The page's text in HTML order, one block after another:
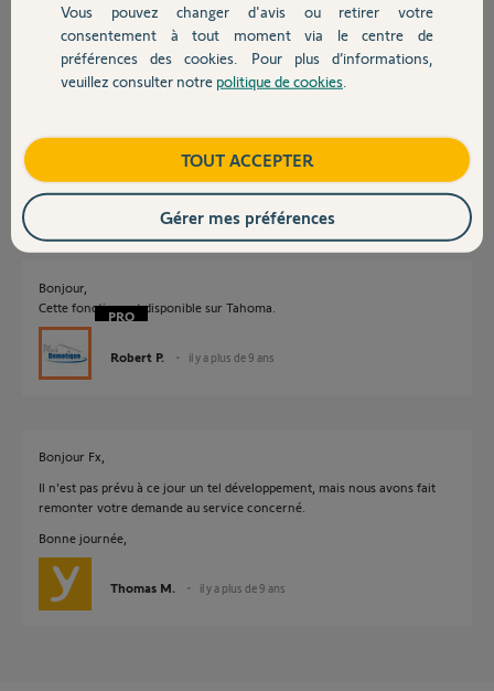
Devis avec un pro
Contact
Réponses
Vous aurez une réponse des Yellow's sur ce post.
Bonjour,
Cette fonction est disponible sur Tahoma.
Robert P. il y a plus de 9 ans
Bonjour Fx,
Il n'est pas prévu à ce jour un tel développement, mais nous avons fait
remonter votre demande au service concerné.
Bonne journée,
Thomas M. il y a plus de 9 ans
Vous pouvez changer d'avis ou retirer votre
consentement à tout moment via le centre de
préférences des cookies. Pour plus d’informations,
veuillez consulter notre politique de cookies
TOUT ACCEPTER
Gérer mes préférences